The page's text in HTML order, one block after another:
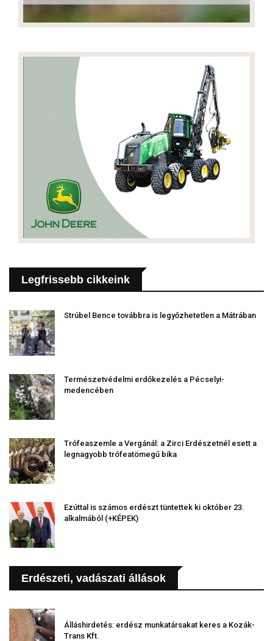
Legfrissebb cikkeink
Strúbel Bence továbbra is legyőzhetetlen a Mátrában
Természetvédelmi erdőkezelés a Pécselyi-
medencében
Trófeaszemle a Vergánál: a Zirci Erdészetnél esett a
legnagyobb trófeatömegű bika
Ezúttal is számos erdészt tüntettek ki október 23.
alkalmából (+KÉPEK)
Erdészeti, vadászati állások
Álláshirdetés: erdész munkatársakat keres a Kozák-
Trans Kft.